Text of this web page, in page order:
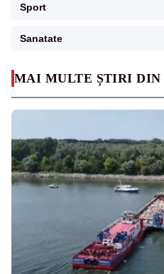
MAI MULTE ȘTIRI DIN
Sport
Sanatate